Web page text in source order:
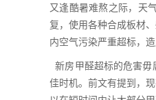
又逢酷暑难熬之际，天
复，使用各种合成板材
内空气污染严重超标，
新房甲醛超标的危害
佳时机。前文有提到，